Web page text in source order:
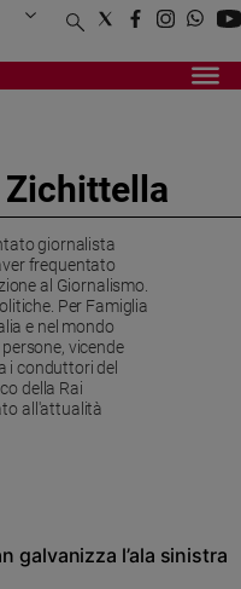
Zichittella
giornalista
frequentato
al Giornalismo.
Per Famiglia
e nel mondo
vicende
i conduttori del
della Rai
all'attualità
galvanizza l’ala sinistra